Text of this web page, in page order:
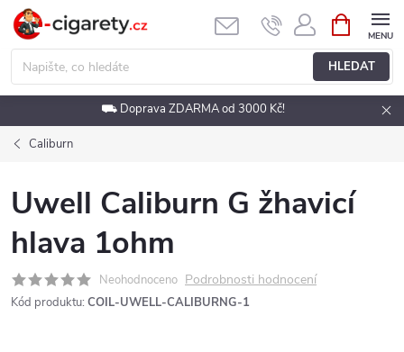
Přejít
obsah
HLEDAT
NÁKUPNÍ
KOŠÍK
⛟ Doprava ZDARMA od 3000 Kč!
Caliburn
Uwell Caliburn G žhavicí
hlava 1ohm
Neohodnoceno Podrobnosti hodnocení
Kód produktu: COIL-UWELL-CALIBURNG-1